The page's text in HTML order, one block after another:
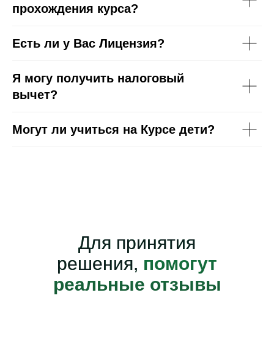
прохождения курса?
Есть ли у Вас Лицензия?
Я могу получить налоговый
вычет?
Могут ли учиться на Курсе дети?
Для принятия
решения, помогут
реальные отзывы